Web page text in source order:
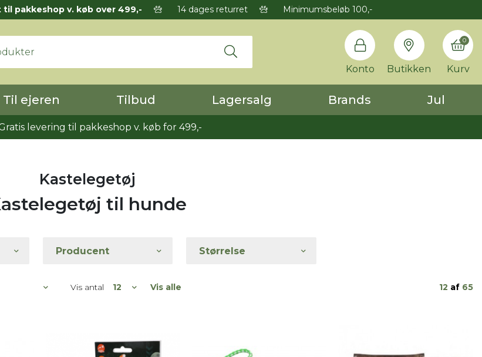
til pakkeshop v. køb over 499,- 14 dages returret Minimumsbeløb 100,-
Konto Butikken Kurv
0
Til ejeren Tilbud Lagersalg Brands Jul
levering til pakkeshop v. køb for 499,-
Kastelegetøj
til hunde
Producent Størrelse
Vis antal Vis alle 12 af 65